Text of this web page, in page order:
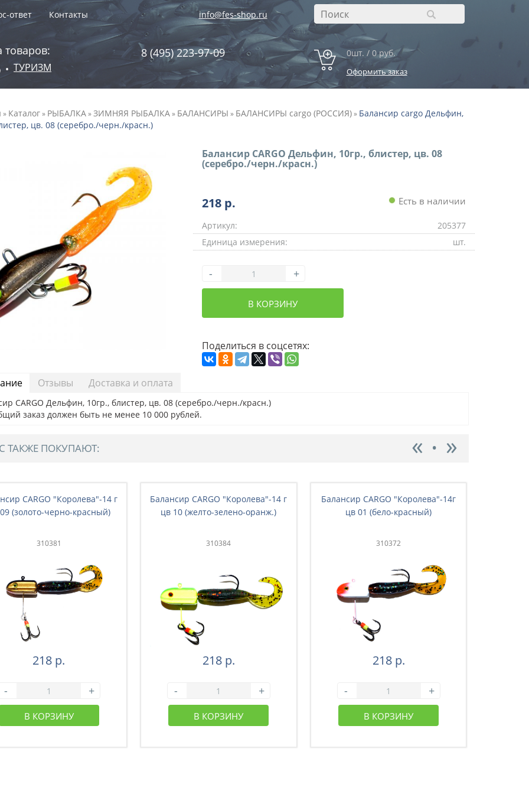
ответ Контакты info@fes-shop.ru
товаров:
• ТУРИЗМ
8 (495) 223-97-09 0шт. / 0 руб.
Оформить заказ
» Каталог» РЫБАЛКА»ЗИМНЯЯ РЫБАЛКА» БАЛАНСИРЫ » БАЛАНСИРЫ cargo (РОССИЯ)» Балансир cargo Дельфин,
цв. 08 (серебро./черн./красн.)
Балансир CARGO Дельфин, 10гр., блистер, цв. 08
(серебро./черн./красн.)
218 р. Есть в наличии
Артикул:
205377
Единица измерения:
шт.
- +
В КОРЗИНУ
Поделиться в соцсетях:
Отзывы Доставка и оплата
CARGO Дельфин, 10гр., блистер, цв. 08 (серебро./черн./красн.)
заказ должен быть не менее 10 000 рублей.
ТАКЖЕ ПОКУПАЮТ:
CARGO "Королева"-14 г
(золото-черно-красный)
310381
218 р.
- +
В КОРЗИНУ
Балансир CARGO "Королева"-14 г
цв 10 (желто-зелено-оранж.)
310384
218 р.
- +
В КОРЗИНУ
Балансир CARGO "Королева"-14г
цв 01 (бело-красный)
310372
218 р.
- +
В КОРЗИНУ